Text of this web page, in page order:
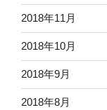
2018年11月
2018年10月
2018年9月
2018年8月